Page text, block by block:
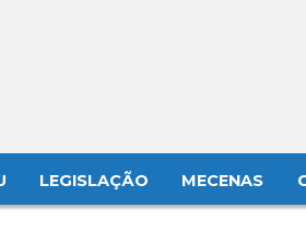
LEGISLAÇÃO MECENAS